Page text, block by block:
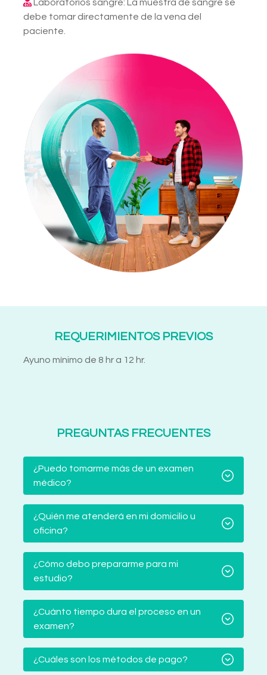
Laboratorios sangre: La muestra de sangre se
debe tomar directamente de la vena del
paciente.
REQUERIMIENTOS PREVIOS
Ayuno mínimo de 8 hr a 12 hr.
PREGUNTAS FRECUENTES
¿Puedo tomarme más de un examen
médico?
¿Quién me atenderá en mi domicilio u
oficina?
¿Cómo debo prepararme para mi
estudio?
¿Cuánto tiempo dura el proceso en un
examen?
¿Cuáles son los métodos de pago?